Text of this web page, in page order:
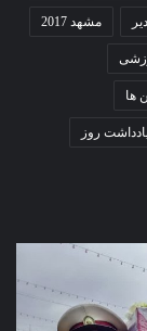
مشهد 2017
ها
روز